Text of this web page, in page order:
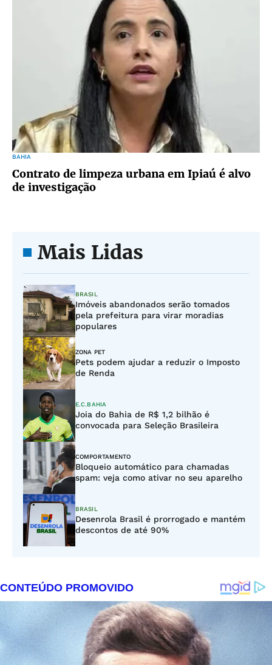
BAHIA
Contrato de limpeza urbana em Ipiaú é alvo
de investigação
Mais Lidas
BRASIL
Imóveis abandonados serão tomados
pela prefeitura para virar moradias
populares
ZONA PET
Pets podem ajudar a reduzir o Imposto
de Renda
E.C.BAHIA
Joia do Bahia de R$ 1,2 bilhão é
convocada para Seleção Brasileira
COMPORTAMENTO
Bloqueio automático para chamadas
spam: veja como ativar no seu aparelho
BRASIL
Desenrola Brasil é prorrogado e mantém
descontos de até 90%